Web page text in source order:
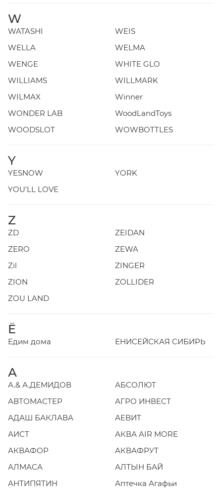
W
WATASHI
WEIS
WELLA
WELMA
WENGE
WHITE GLO
WILLIAMS
WILLMARK
WILMAX
Winner
WONDER LAB
WoodLandToys
WOODSLOT
WOWBOTTLES
Y
YESNOW
YORK
YOU'LL LOVE
Z
ZD
ZEIDAN
ZERO
ZEWA
Zil
ZINGER
ZION
ZOLLIDER
ZOU LAND
Ё
Едим дома ЕНИСЕЙСКАЯ СИБИРЬ
А
А.& А.ДЕМИДОВ
АБСОЛЮТ
АВТОМАСТЕР
АГРО ИНВЕСТ
АДАШ БАКЛАВА
АЕВИТ
АИСТ
АКВА AIR MORE
АКВАФОР
АКВАФРУТ
АЛМАСА
АЛТЫН БАЙ
АНТИПЯТИН
Аптечка Агафьи